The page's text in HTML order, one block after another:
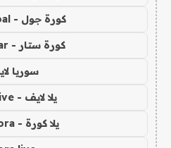
كورة جول - kora goal
كورة ستار - kora star
سوريا
يلا لايف - yalla live
يلا كورة - yallakora